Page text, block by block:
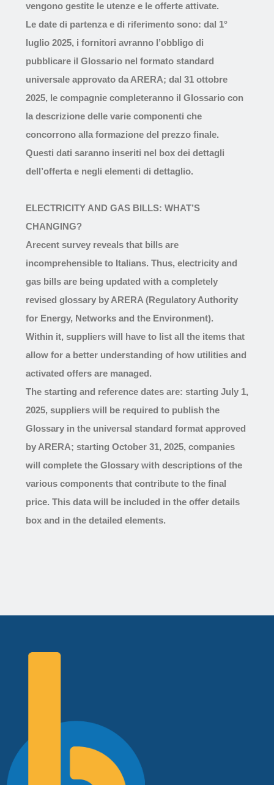
vengono gestite le utenze e le offerte attivate.
Le date di partenza e di riferimento sono: dal 1°
luglio 2025, i fornitori avranno l’obbligo di
pubblicare il Glossario nel formato standard
universale approvato da ARERA; dal 31 ottobre
2025, le compagnie completeranno il Glossario con
la descrizione delle varie componenti che
concorrono alla formazione del prezzo finale.
Questi dati saranno inseriti nel box dei dettagli
dell’offerta e negli elementi di dettaglio.
ELECTRICITY AND GAS BILLS: WHAT’S
CHANGING?
Arecent survey reveals that bills are
incomprehensible to Italians. Thus, electricity and
gas bills are being updated with a completely
revised glossary by ARERA (Regulatory Authority
for Energy, Networks and the Environment).
Within it, suppliers will have to list all the items that
allow for a better understanding of how utilities and
activated offers are managed.
The starting and reference dates are: starting July 1,
2025, suppliers will be required to publish the
Glossary in the universal standard format approved
by ARERA; starting October 31, 2025, companies
will complete the Glossary with descriptions of the
various components that contribute to the final
price. This data will be included in the offer details
box and in the detailed elements.